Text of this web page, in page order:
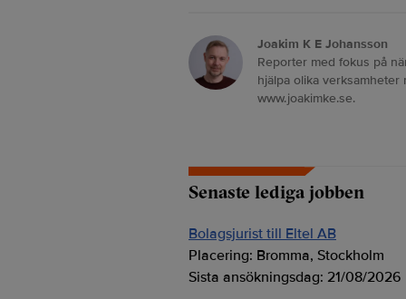
Joakim K E Johansson
Reporter med fokus på
hjälpa olika
www.joakimke.se.
Senaste lediga jobben
Bolagsjurist till Eltel AB
Placering: Bromma, Stockholm
Sista ansökningsdag: 21/08/2026